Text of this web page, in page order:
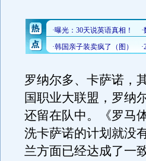
罗纳尔多、卡萨诺，
国职业大联盟，罗纳
还留在队中。《罗马
洗卡萨诺的计划就没
兰方面已经达成了一